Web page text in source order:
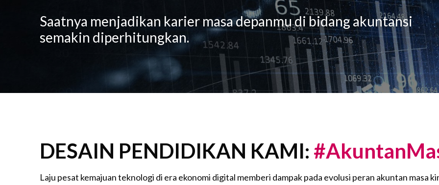
Saatnya menjadikan karier masa depanmu di bidang akuntansi
semakin diperhitungkan.
DESAIN PENDIDIKAN KAMI:
Laju pesat kemajuan teknologi di era ekonomi digital memberi dampak pada evolusi peran akuntan masa